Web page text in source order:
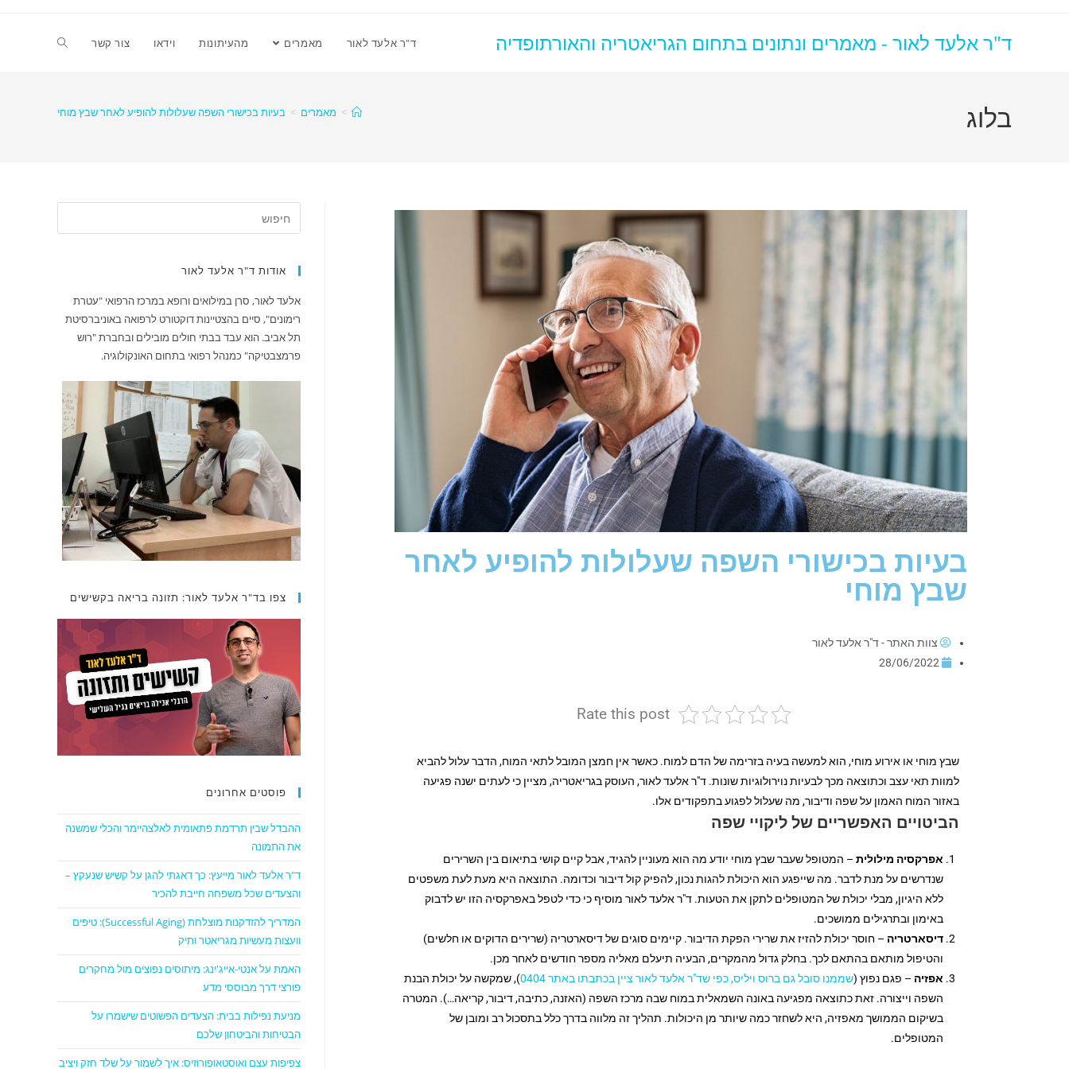
ד"ר אלעד לאור - מאמרים ונתונים בתחום הגריאטריה והאורתופדיה ד"ר אלעד לאור מאמרים מהעיתונות וידאו צור קשר
בלוג > מאמרים > בעיות בכישורי השפה שעלולות להופיע לאחר שבץ מוחי
בעיות בכישורי השפה שעלולות להופיע לאחר
שבץ מוחי
צוות האתר - ד"ר אלעד לאור
28/06/2022
Rate this post
שבץ מוחי או אירוע מוחי, הוא למעשה בעיה בזרימה של הדם למוח. כאשר אין חמצן המובל לתאי המוח, הדבר עלול להביא
למוות תאי עצב וכתוצאה מכך לבעיות נוירולוגיות שונות. ד"ר אלעד לאור, העוסק בגריאטריה, מציין כי לעתים ישנה פגיעה
באזור המוח האמון על שפה ודיבור, מה שעלול לפגוע בתפקודים אלו.
הביטויים האפשריים של ליקויי שפה
אפרקסיה מילולית – המטופל שעבר שבץ מוחי יודע מה הוא מעוניין להגיד, אבל קיים קושי בתיאום בין השרירים
שנדרשים על מנת לדבר. מה שייפגע הוא היכולת להגות נכון, להפיק קול דיבור וכדומה. התוצאה היא מעת לעת משפטים
ללא היגיון, מבלי יכולת של המטופלים לתקן את הטעות. ד"ר אלעד לאור מוסיף כי כדי לטפל באפרקסיה הזו יש לדבוק
באימון ובתרגילים ממושכים.
דיסארטריה – חוסר יכולת להזיז את שרירי הפקת הדיבור. קיימים סוגים של דיסארטריה (שרירים הדוקים או חלשים)
והטיפול מותאם בהתאם לכך. בחלק גדול מהמקרים, הבעיה תיעלם מאליה מספר חודשים לאחר מכן.
אפזיה – פגם נפוץ (שממנו סובל גם ברוס ויליס, כפי שד"ר אלעד לאור ציין בכתבתו באתר 0404
), שמקשה על יכולת הבנת
השפה וייצורה. זאת כתוצאה מפגיעה באונה השמאלית במוח שבה מרכז השפה (האזנה, כתיבה, דיבור, קריאה…). המטרה
בשיקום הממושך מאפזיה, היא לשחזר כמה שיותר מן היכולות. תהליך זה מלווה בדרך כלל בתסכול רב ומובן של
המטופלים.
אודות ד"ר אלעד לאור
אלעד לאור, סרן במילואים ורופא במרכז הרפואי "עטרת
רימונים", סיים בהצטיינות דוקטורט לרפואה באוניברסיטת
תל אביב. הוא עבד בבתי חולים מובילים ובחברת "רוש
פרמצבטיקה" כמנהל רפואי בתחום האונקולוגיה.
צפו בד"ר אלעד לאור: תזונה בריאה בקשישים
פוסטים אחרונים
ההבדל שבין תרדמת פתאומית לאלצהיימר והכלי שמשנה
את התמונה
ד"ר אלעד לאור מייעץ: כך דאגתי להגן על קשיש שנעקץ –
והצעדים שכל משפחה חייבת להכיר
המדריך להזדקנות מוצלחת (Successful Aging): טיפים
וועצות מעשיות מגריאטר ותיק
האמת על אנטי-אייג'ינג: מיתוסים נפוצים מול מחקרים
פורצי דרך מבוססי מדע
מניעת נפילות בבית: הצעדים הפשוטים שישמרו על
הבטיחות והביטחון שלכם
צפיפות עצם ואוסטאופורוזיס: איך לשמור על שלד חזק ויציב